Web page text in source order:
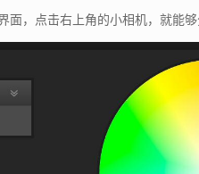
面，点击右上角的小相机，就能